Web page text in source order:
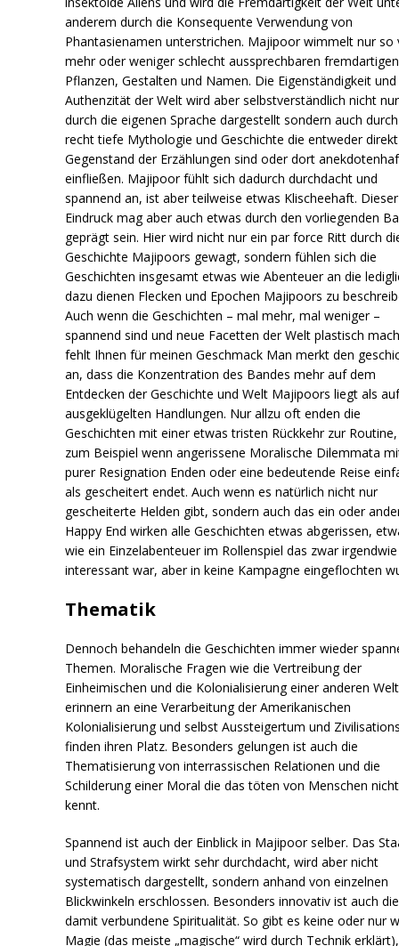
anderem durch die Konsequente Verwendung von
Phantasienamen unterstrichen. Majipoor wimmelt nur so
mehr oder weniger schlecht aussprechbaren fremdartigen
Pflanzen, Gestalten und Namen. Die Eigenständigkeit und
Authenzität der Welt wird aber selbstverständlich nicht nur
durch die eigenen Sprache dargestellt sondern auch
recht tiefe Mythologie und Geschichte die entweder direkt
Gegenstand der Erzählungen sind oder dort
einfließen. Majipoor fühlt sich dadurch durchdacht und
spannend an, ist aber teilweise etwas Klischeehaft. Dieser
Eindruck mag aber auch etwas durch den vorliegenden
geprägt sein. Hier wird nicht nur ein par force Ritt durch
Geschichte Majipoors gewagt, sondern fühlen sich die
Geschichten insgesamt etwas wie Abenteuer an die
dazu dienen Flecken und Epochen Majipoors zu
Auch wenn die Geschichten – mal mehr, mal weniger –
spannend sind und neue Facetten der Welt plastisch
fehlt Ihnen für meinen Geschmack Man merkt den
an, dass die Konzentration des Bandes mehr auf dem
Entdecken der Geschichte und Welt Majipoors liegt als
ausgeklügelten Handlungen. Nur allzu oft enden die
Geschichten mit einer etwas tristen Rückkehr zur
zum Beispiel wenn angerissene Moralische Dilemmata
purer Resignation Enden oder eine bedeutende Reise
als gescheitert endet. Auch wenn es natürlich nicht nur
gescheiterte Helden gibt, sondern auch das ein oder
Happy End wirken alle Geschichten etwas abgerissen,
wie ein Einzelabenteuer im Rollenspiel das zwar irgendwie
interessant war, aber in keine Kampagne eingeflochten
Thematik
Dennoch behandeln die Geschichten immer wieder
Themen. Moralische Fragen wie die Vertreibung der
Einheimischen und die Kolonialisierung einer anderen Welt
erinnern an eine Verarbeitung der Amerikanischen
Kolonialisierung und selbst Aussteigertum und
finden ihren Platz. Besonders gelungen ist auch die
Thematisierung von interrassischen Relationen und die
Schilderung einer Moral die das töten von Menschen nicht
kennt.
Spannend ist auch der Einblick in Majipoor selber. Das
und Strafsystem wirkt sehr durchdacht, wird aber nicht
systematisch dargestellt, sondern anhand von einzelnen
Blickwinkeln erschlossen. Besonders innovativ ist auch die
damit verbundene Spiritualität. So gibt es keine oder nur
Magie (das meiste „magische“ wird durch Technik erklärt),